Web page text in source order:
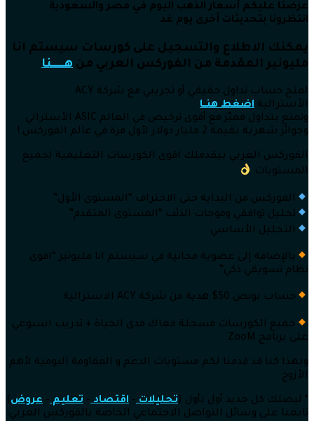
عرضنا عليكم أسعار الذهب اليوم في مصر والسعودية
انتظرونا بتحديثات أخرى يوم غد
يمكنك الاطلاع والتسجيل على كورسات سيستم انا
مليونير المقدمة من الفوركس العربي من هــــــنا
لفتح حساب تداول حقيقي أو تجريبي مع شركة ACY
الأسترالية اضغط هنــا
وتمتع بتداول مميّز مع أقوى ترخيص في العالم ASIC الأسترالي
وجوائز شهرية بقيمة 2 مليار دولار لأول مرة في عالم الفوركس !
الفوركس العربي بيقدملك اقوى الكورسات التعليمية لجميع
المستويات
الفوركس من البداية حتى الاحتراف “المستوى الأول”
تحليل توافقي وموجات الذئب “المستوى المتقدم”
التحليل الأساسي
بالإضافة إلى عضوية مجانية في سيستم انا مليونير “اقوى
نظام تسويقي ذكي”
حساب بونص 50$ هدية من شركة ACY الاسترالية
جميع الكورسات مسجلة معاك مدى الحياة + تدريب اسبوعي
على برنامج ZooM
وبهذا كنا قد قدمنا لكم مستويات الدعم و المقاومة اليومية لأهم
الأزوج
* ليصلك كل جديد أول بأول (تحليلات– اقتصاد– تعليم– عروض)
تابعنا على وسائل التواصل الاجتماعي الخاصة بالفوركس العربي: